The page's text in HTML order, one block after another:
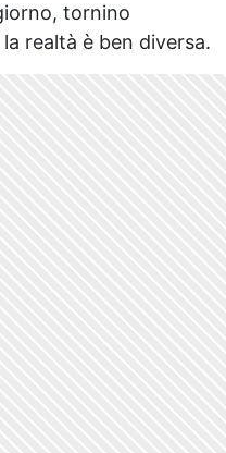
tornino
realtà è ben diversa.